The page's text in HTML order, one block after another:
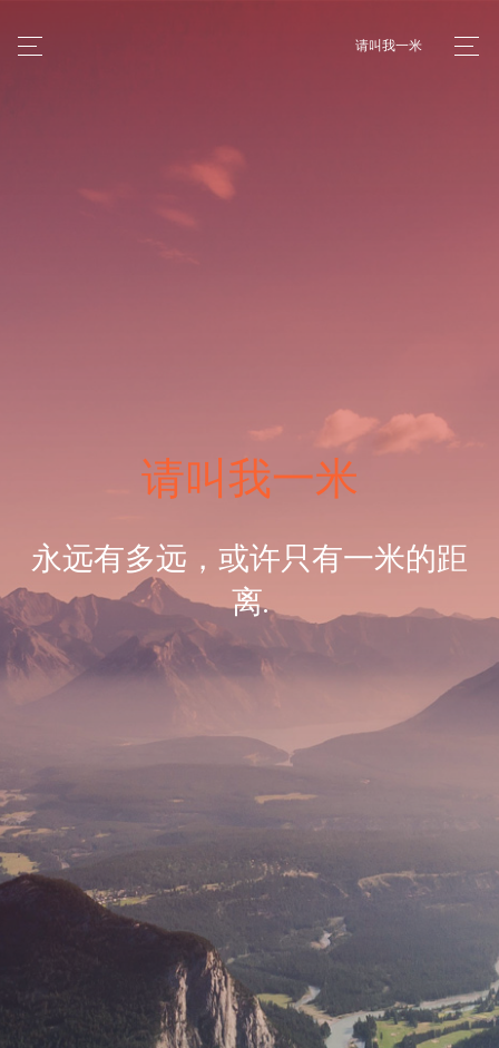
请叫我一米
请叫我一米
永远有多远，或许只有一米的距
离.